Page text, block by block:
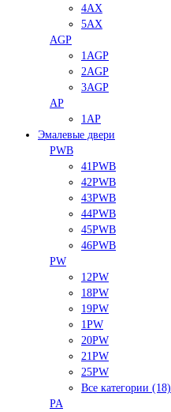
4AX
5AX
AGP
1AGP
2AGP
3AGP
AP
1AP
Эмалевые двери
PWB
41PWB
42PWB
43PWB
44PWB
45PWB
46PWB
PW
12PW
18PW
19PW
1PW
20PW
21PW
25PW
Все категории (18)
PA